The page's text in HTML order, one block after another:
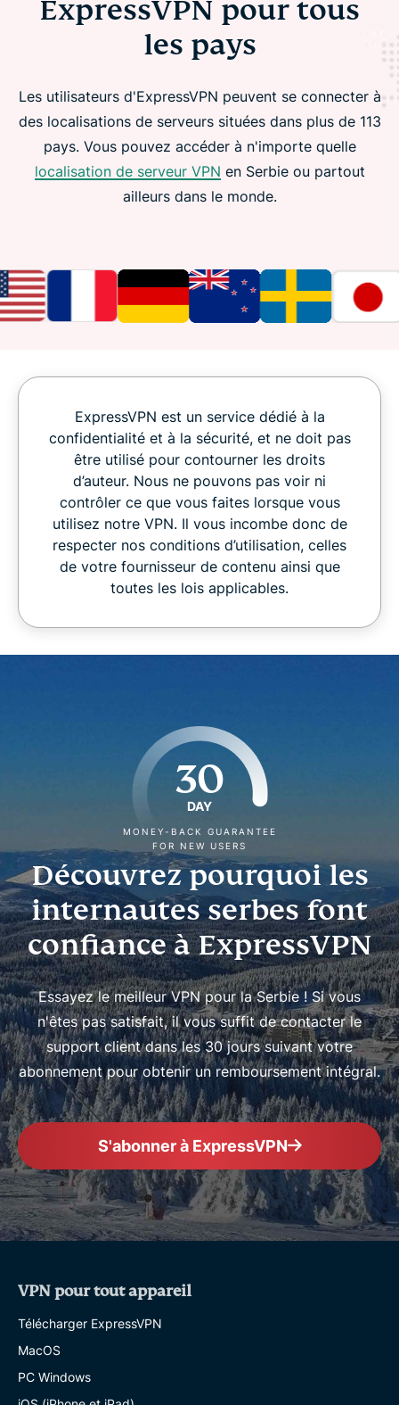
ExpressVPN pour tous
les pays
Les utilisateurs d'ExpressVPN peuvent se connecter à
des localisations de serveurs situées dans plus de 113
pays. Vous pouvez accéder à n'importe quelle
localisation de serveur VPN en Serbie ou partout
ailleurs dans le monde.
ExpressVPN est un service dédié à la
confidentialité et à la sécurité, et ne doit pas
être utilisé pour contourner les droits
d’auteur. Nous ne pouvons pas voir ni
contrôler ce que vous faites lorsque vous
utilisez notre VPN. Il vous incombe donc de
respecter nos conditions d’utilisation, celles
de votre fournisseur de contenu ainsi que
toutes les lois applicables.
30
DAY
MONEY-BACK GUARANTEE
FOR NEW USERS
Découvrez pourquoi les
internautes serbes font
confiance à ExpressVPN
Essayez le meilleur VPN pour la Serbie ! Si vous
n'êtes pas satisfait, il vous suffit de contacter le
support client dans les 30 jours suivant votre
abonnement pour obtenir un remboursement intégral.
S'abonner à ExpressVPN
VPN pour tout appareil
Télécharger ExpressVPN
MacOS
PC Windows